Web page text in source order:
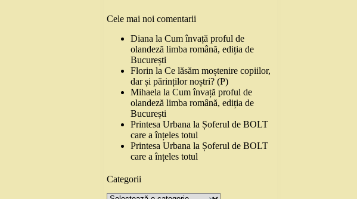
Cele mai noi comentarii
Diana laCum învață proful de
olandeză limba română, ediția de
București
Florin laCe lăsăm moștenire copiilor,
dar și părinților noștri? (P)
Mihaela laCum învață proful de
olandeză limba română, ediția de
București
Printesa Urbana la Șoferul de BOLT
care a înțeles totul
Printesa Urbana la Șoferul de BOLT
care a înțeles totul
Categorii